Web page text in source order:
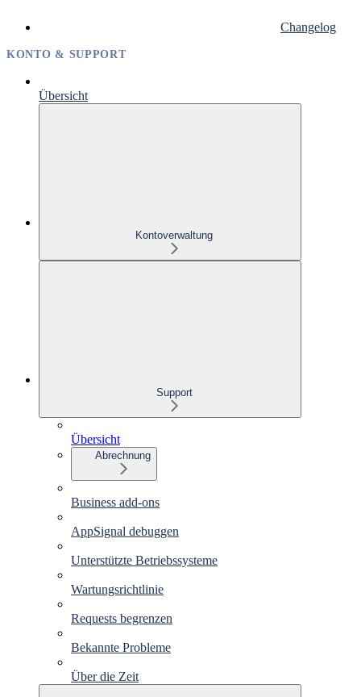
Changelog
KONTO & SUPPORT
Übersicht
Kontoverwaltung
Support
Übersicht
Abrechnung
Business add-ons
AppSignal debuggen
Unterstützte Betriebssysteme
Wartungsrichtlinie
Requests begrenzen
Bekannte Probleme
Über die Zeit